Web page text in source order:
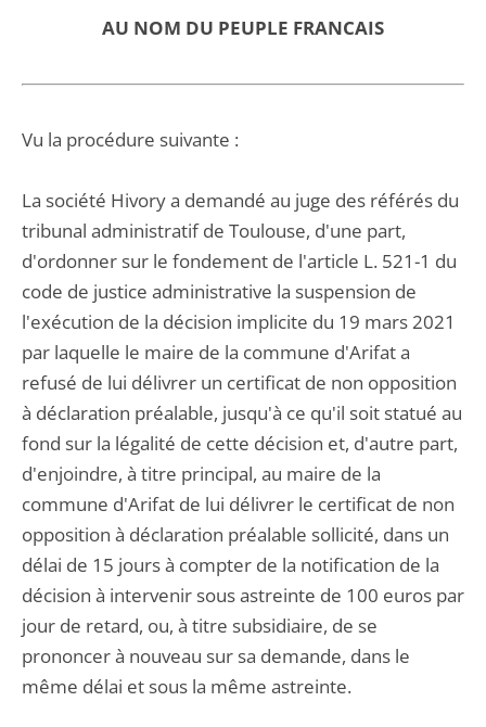
AU NOM DU PEUPLE FRANCAIS
Vu la procédure suivante :
La société Hivory a demandé au juge des référés du
tribunal administratif de Toulouse, d'une part,
d'ordonner sur le fondement de l'article L. 521-1 du
code de justice administrative la suspension de
l'exécution de la décision implicite du 19 mars 2021
par laquelle le maire de la commune d'Arifat a
refusé de lui délivrer un certificat de non opposition
à déclaration préalable, jusqu'à ce qu'il soit statué au
fond sur la légalité de cette décision et, d'autre part,
d'enjoindre, à titre principal, au maire de la
commune d'Arifat de lui délivrer le certificat de non
opposition à déclaration préalable sollicité, dans un
délai de 15 jours à compter de la notification de la
décision à intervenir sous astreinte de 100 euros par
jour de retard, ou, à titre subsidiaire, de se
prononcer à nouveau sur sa demande, dans le
même délai et sous la même astreinte.